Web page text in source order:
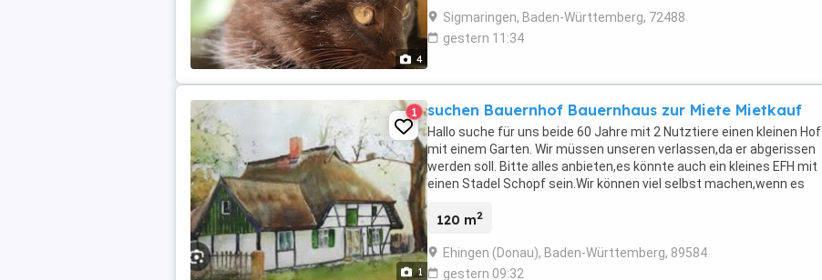
4
neugierig und verspielt und erkundet gerne ...
Sigmaringen, Baden-Württemberg, 72488
gestern 11:34
1
1 suchen Bauernhof Bauernhaus zur Miete Mietkauf
Hallo suche für uns beide 60 Jahre mit 2 Nutztiere einen kleinen Hof
mit einem Garten. Wir müssen unseren verlassen,da er abgerissen
werden soll. Bitte alles anbieten,es könnte auch ein kleines EFH mit
einen Stadel Schopf sein.Wir können viel selbst machen,wenn es
120 m2
Ehingen (Donau), Baden-Württemberg, 89584
gestern 09:32